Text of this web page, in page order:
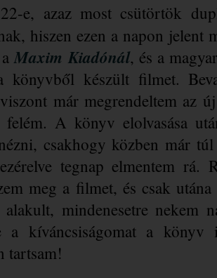
e, azaz most csütörtök
hiszen ezen a napon jelent
Maxim Kiadónál, és a
könyvből készült filmet.
már megrendeltem az
A könyv elolvasása
csakhogy közben már
tegnap elmentem rá.
meg a filmet, és csak
mindenesetre nekem
a kíváncsiságomat a
tartsam!